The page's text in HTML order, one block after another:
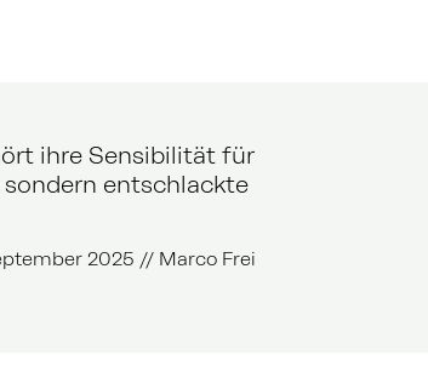
ihre Sensibilität für
entschlackte
2025 // Marco Frei